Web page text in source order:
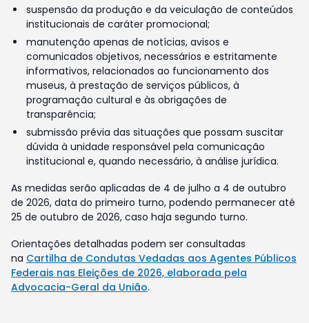
suspensão da produção e da veiculação de conteúdos
institucionais de caráter promocional;
manutenção apenas de notícias, avisos e
comunicados objetivos, necessários e estritamente
informativos, relacionados ao funcionamento dos
museus, à prestação de serviços públicos, à
programação cultural e às obrigações de
transparência;
submissão prévia das situações que possam suscitar
dúvida à unidade responsável pela comunicação
institucional e, quando necessário, à análise jurídica.
As medidas serão aplicadas de 4 de julho a 4 de outubro
de 2026, data do primeiro turno, podendo permanecer até
25 de outubro de 2026, caso haja segundo turno.
Orientações detalhadas podem ser consultadas
na Cartilha de Condutas Vedadas aos Agentes Públicos
Federais nas Eleições de 2026, elaborada pela
Advocacia-Geral da União.